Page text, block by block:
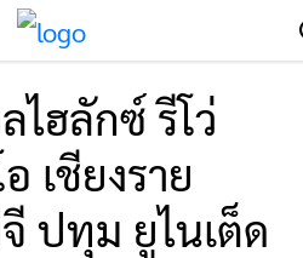
ฮลักซ์ รีโว่
เชียงราย
ปทุม ยูไนเต็ด